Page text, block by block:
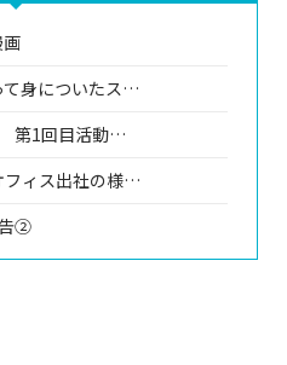
身についたス…
第1回目活動…
ィス出社の様…
告②